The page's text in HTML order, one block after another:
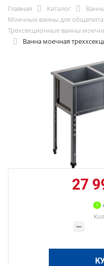
Главная Каталог
Моечные ванны для общепита
Трехсекционные ванны
Ванна моечная
27